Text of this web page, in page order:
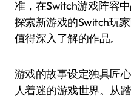
准，在Switch游戏阵容
探索新游戏的Switch玩
值得深入了解的作品。
游戏的故事设定独具匠
人着迷的游戏世界。从